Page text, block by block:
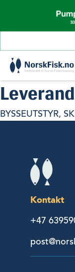
content
BYSSEUTSTYR,
Kontakt
+47